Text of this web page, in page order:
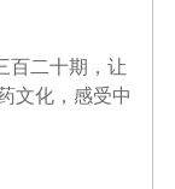
百二十期，让
文化，感受中